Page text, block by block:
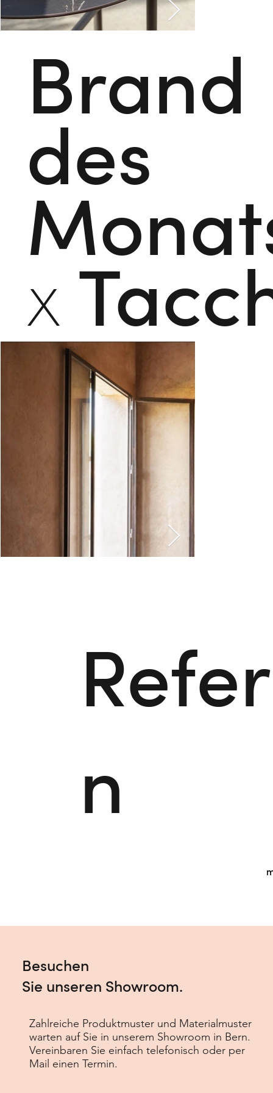
Brand
des
x
n
Besuchen
Sie unseren Showroom.
Zahlreiche Produktmuster und Materialmuster
warten auf Sie in unserem Showroom in Bern.
Vereinbaren Sie einfach telefonisch oder per
Mail einen Termin.